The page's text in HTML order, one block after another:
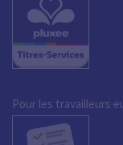
Pour les